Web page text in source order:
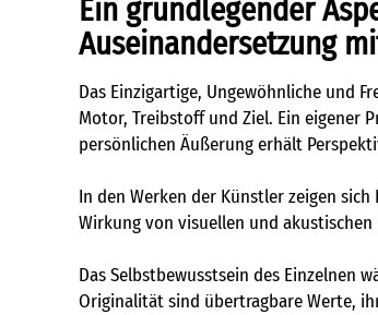
Ein grundlegender
Auseinandersetzung
Das Einzigartige, Ungewöhnliche und
Motor, Treibstoff und Ziel. Ein eigener
persönlichen Äußerung erhält
In den Werken der Künstler zeigen
Wirkung von visuellen und
Das Selbstbewusstsein des Einzelnen
Originalität sind übertragbare Werte,